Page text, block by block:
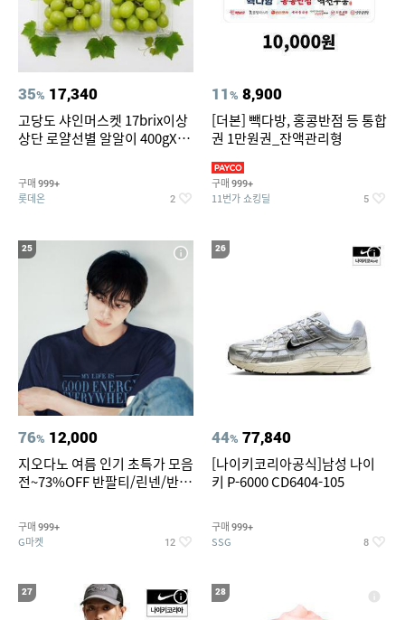
35% 17,340
고당도 샤인머스켓 17brix이상
상단 로얄선별 알알이 400gX4
구매 999+
롯데온 2
11% 8,900
[더본] 빽다방, 홍콩반점 등 통합
권 1만원권_잔액관리형
구매 999+
11번가 쇼킹딜 5
25
76% 12,000
지오다노 여름 인기 초특가 모음
전~73%OFF 반팔티/린넨/반바
구매 999+
G마켓 12
26
44% 77,840
[나이키코리아공식]남성 나이
키 P-6000 CD6404-105
구매 999+
SSG 8
27 28